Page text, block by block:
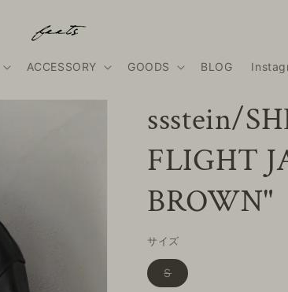
ACCESSORY GOODS BLOG
ssstein/
FLIGHT
BROWN"
サイズ
Sバ
リ